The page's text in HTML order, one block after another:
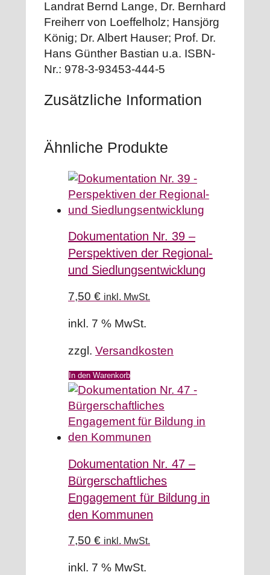
Landrat Bernd Lange, Dr. Bernhard
Freiherr von Loeffelholz; Hansjörg
König; Dr. Albert Hauser; Prof. Dr.
Hans Günther Bastian u.a. ISBN-
Nr.: 978-3-93453-444-5
Zusätzliche Information
Ähnliche Produkte
Dokumentation Nr. 39 –
Perspektiven der Regional-
und Siedlungsentwicklung
7,50 € inkl. MwSt.
inkl. 7 % MwSt.
zzgl. Versandkosten
In den Warenkorb
Dokumentation Nr. 47 –
Bürgerschaftliches
Engagement für Bildung in
den Kommunen
7,50 € inkl. MwSt.
inkl. 7 % MwSt.